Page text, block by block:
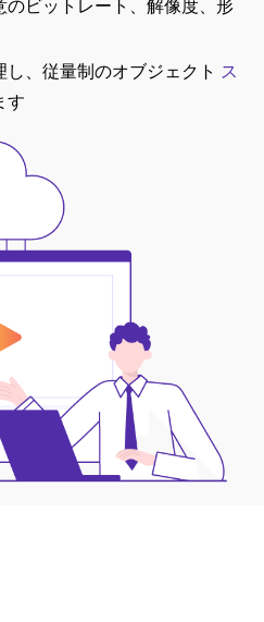
のビットレート、解像度、形
、従量制のオブジェクト ス
す